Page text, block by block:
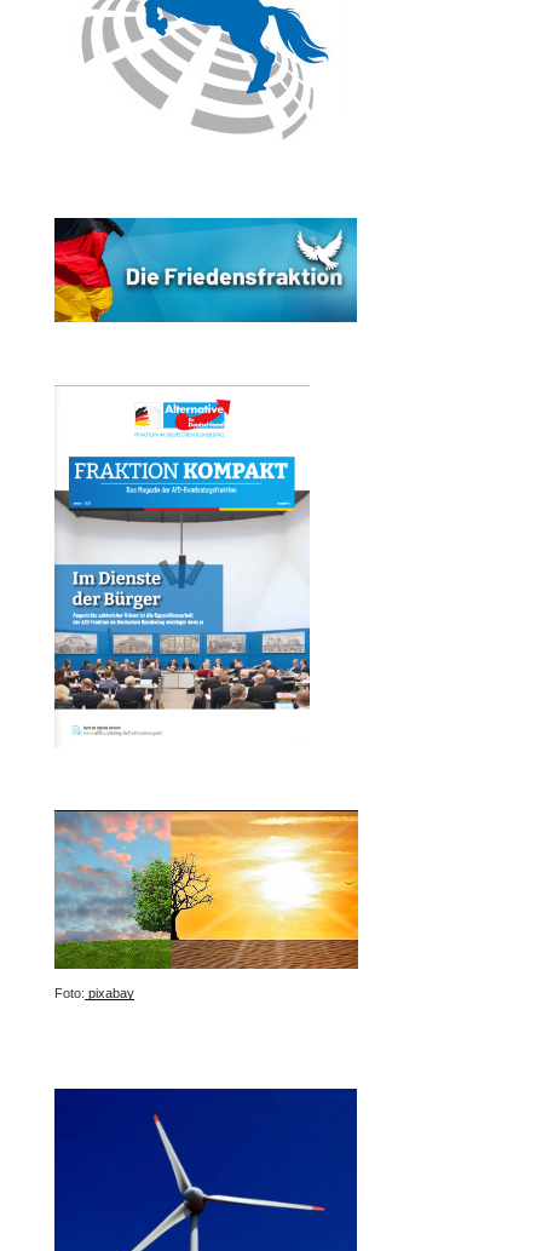
Foto: pixabay